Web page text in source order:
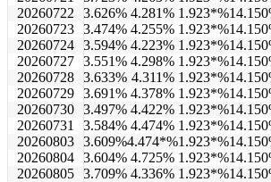
20260722
3.626% 4.281% 1.923*%
20260723
3.474% 4.255% 1.923*%
20260724
3.594% 4.223% 1.923*%
20260727
3.551% 4.298% 1.923*%
20260728
3.633% 4.311% 1.923*%
20260729
3.691% 4.378% 1.923*%
20260730
3.497% 4.422% 1.923*%
20260731
3.584% 4.474% 1.923*%
20260803
3.609%4.474*%1.923*%
20260804
3.604% 4.725% 1.923*%
20260805
3.709% 4.336% 1.923*%